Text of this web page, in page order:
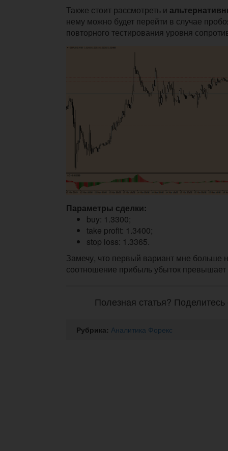
Также стоит рассмотреть и
нему можно будет перейти в случае
повторного тестирования уровня
Параметры сделки:
buy: 1.3300;
take profit: 1.3400;
stop loss: 1.3365.
Замечу, что первый вариант мне больше
соотношение прибыль убыток превышает
Полезная статья?
Рубрика: Аналитика Форекс